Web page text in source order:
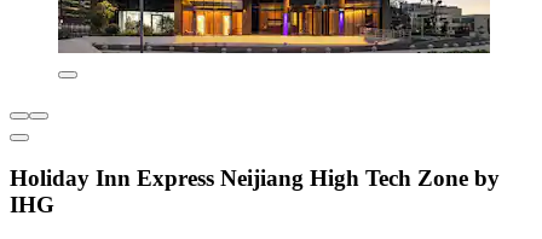
Holiday Inn Express Neijiang High Tech Zone by
IHG